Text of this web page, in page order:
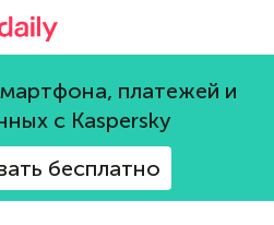
Касперского
платежей и
с Kaspersky
бесплатно